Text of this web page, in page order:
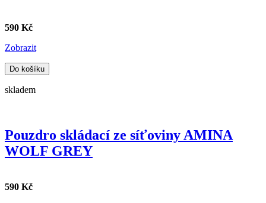
590 Kč
Zobrazit
Do košíku
skladem
Pouzdro skládací ze síťoviny AMINA
WOLF GREY
590 Kč